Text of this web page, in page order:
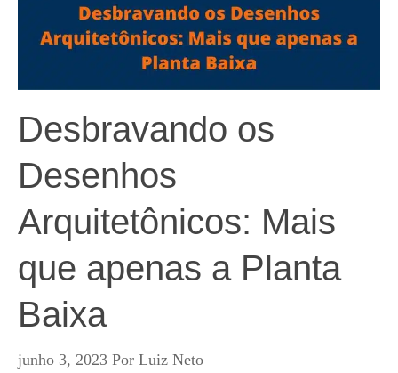
Desbravando os
Desenhos
Arquitetônicos: Mais
que apenas a Planta
Baixa
junho 3, 2023 Por Luiz Neto